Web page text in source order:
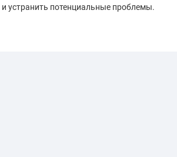
устранить потенциальные проблемы.